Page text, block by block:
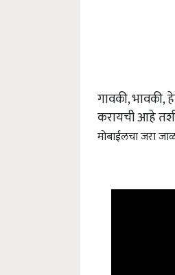
गावकी, भावकी,
करायची आहे
मोबाईलचा जरा